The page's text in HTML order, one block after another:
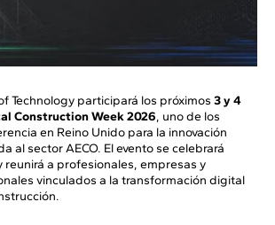
Technology participará los próximos 3 y 4
Construction Week 2026, uno de los
en Reino Unido para la innovación
al sector AECO. El evento se celebrará
reunirá a profesionales, empresas y
vinculados a la transformación digital